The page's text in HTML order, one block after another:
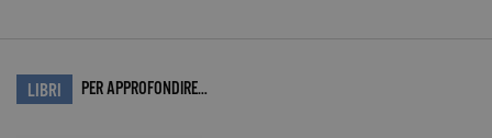
LIBRI PER APPROFONDIRE…